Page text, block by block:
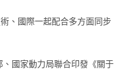
、國際一起配合多方面同步
國家動力局聯合印發《關于